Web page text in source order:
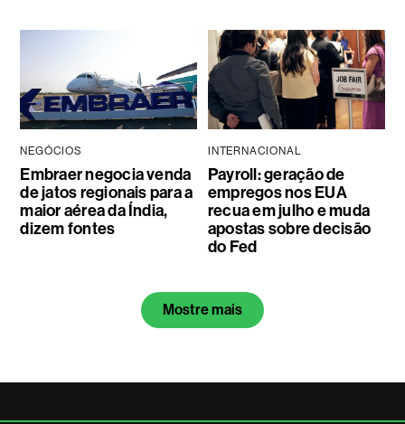
NEGÓCIOS
Embraer negocia venda
de jatos regionais para a
maior aérea da Índia,
dizem fontes
INTERNACIONAL
Payroll: geração de
empregos nos EUA
recua em julho e muda
apostas sobre decisão
do Fed
Mostre mais